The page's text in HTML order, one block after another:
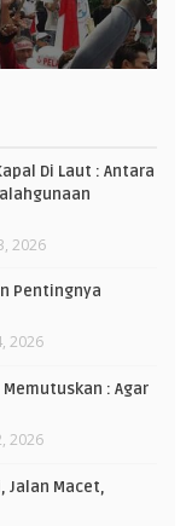
Di Laut : Antara
2026
Pentingnya
2026
Memutuskan : Agar
2026
Jalan Macet,